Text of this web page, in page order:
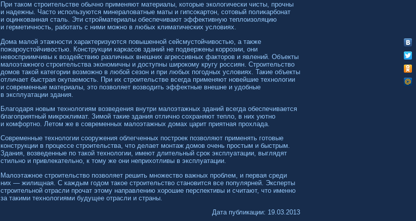
При таком строительстве обычно применяют материалы, которые экологически чисты, прочны
и надежны. Часто используются минераловатные маты и гипсокартон, сотовый поликарбонат
и оцинкованная сталь. Эти стройматериалы обеспечивают эффективную теплоизоляцию
и герметичность, работать с ними можно в любых климатических условиях.
Дома малой этажности характеризуются повышенной сейсмустойчивостью, а также
пожароустойчивостью. Конструкции каркасов зданий не подвержены коррозии, они
невосприимчивы к воздействию различных внешних агрессивных факторов и явлений. Объекты
малоэтажного строительства экономичны и доступны широкому кругу россиян. Строительство
домов такой категории возможно в любой сезон и при любых погодных условиях. Такие объекты
отличает быстрая окупаемость. При их строительстве всегда применяют новейшие технологии
и современные материалы, это позволяет возводить эффектные внешне и удобные
в эксплуатации здания.
Благодаря новым технологиям возведения внутри малоэтажных зданий всегда обеспечивается
благоприятный микроклимат. Зимой такие здания отлично сохраняют тепло, в них уютно
и комфортно. Летом же в современных малоэтажных домах царит приятная прохлада.
Современные технологии сооружения облегченных построек позволяют применять готовые
конструкции в процессе строительства, что делает монтаж домов очень простым и быстрым.
Здания, возведенные по такой технологии, имеют длительный срок эксплуатации, выглядят
стильно и привлекательно, к тому же они неприхотливы в эксплуатации.
Малоэтажное строительство позволяет решить множество важных проблем, и первая среди
них — жилищная. С каждым годом такое строительство становится все популярней. Эксперты
строительной отрасли прочат этому направлению хорошие перспективы и считают, что именно
за такими технологиями будущее отрасли и страны.
Дата публикации: 19.03.2013